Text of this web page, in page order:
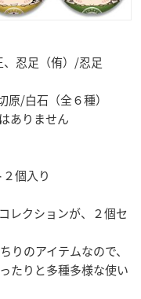
忍足（侑）/忍足
石（全６種）
りません
個入り
レクションが、２個セ
りのアイテムなので、
たりと多種多様な使い